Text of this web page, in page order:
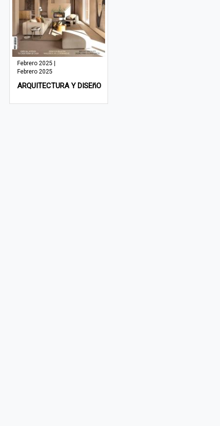
Febrero 2025 |
Febrero 2025
ARQUITECTURA Y DISEñO